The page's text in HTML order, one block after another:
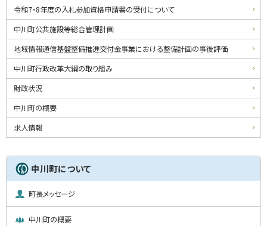
令和7・8年度の入札参加資格申請書の受付について
中川町公共施設等総合管理計画
地域情報通信基盤整備推進交付金事業における整備計画の事後評価
中川町行政改革大綱の取り組み
財政状況
中川町の概要
求人情報
中川町について
町長メッセージ
中川町の概要